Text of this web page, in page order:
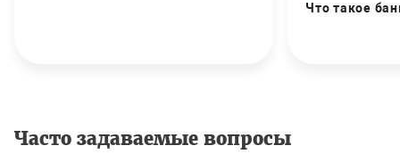
Что такое
Часто задаваемые вопросы